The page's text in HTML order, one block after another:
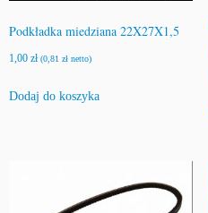
Podkładka miedziana 22X27X1,5
1,00 zł (0,81 zł netto)
Dodaj do koszyka